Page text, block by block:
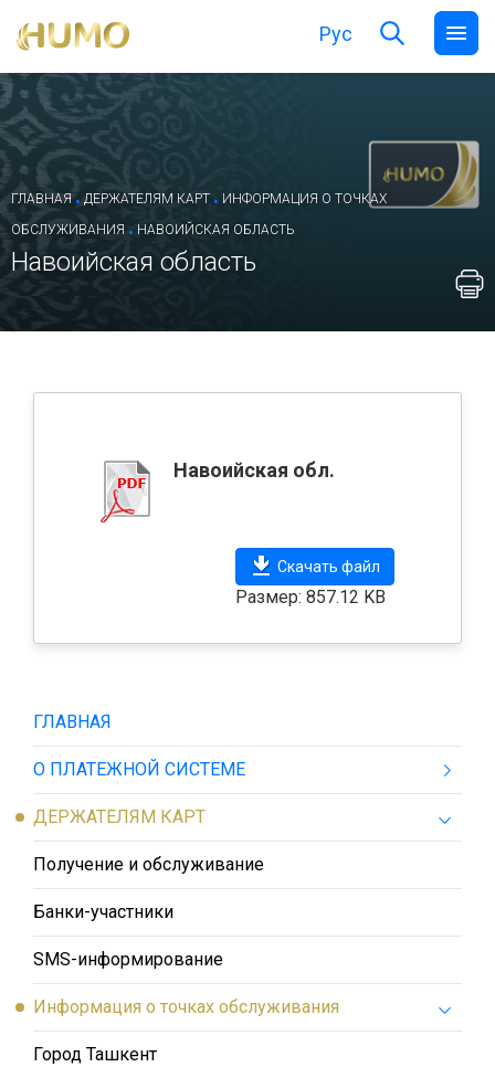
Рус
ГЛАВНАЯ . ДЕРЖАТЕЛЯМ КАРТ . ИНФОРМАЦИЯ О ТОЧКАХ
ОБСЛУЖИВАНИЯ . НАВОИЙСКАЯ ОБЛАСТЬ
Навоийская область
Навоийская обл.
Скачать файл
Размер: 857.12 KB
ГЛАВНАЯ
О ПЛАТЕЖНОЙ СИСТЕМЕ
ДЕРЖАТЕЛЯМ КАРТ
Получение и обслуживание
Банки-участники
SMS-информирование
Информация о точках обслуживания
Город Ташкент